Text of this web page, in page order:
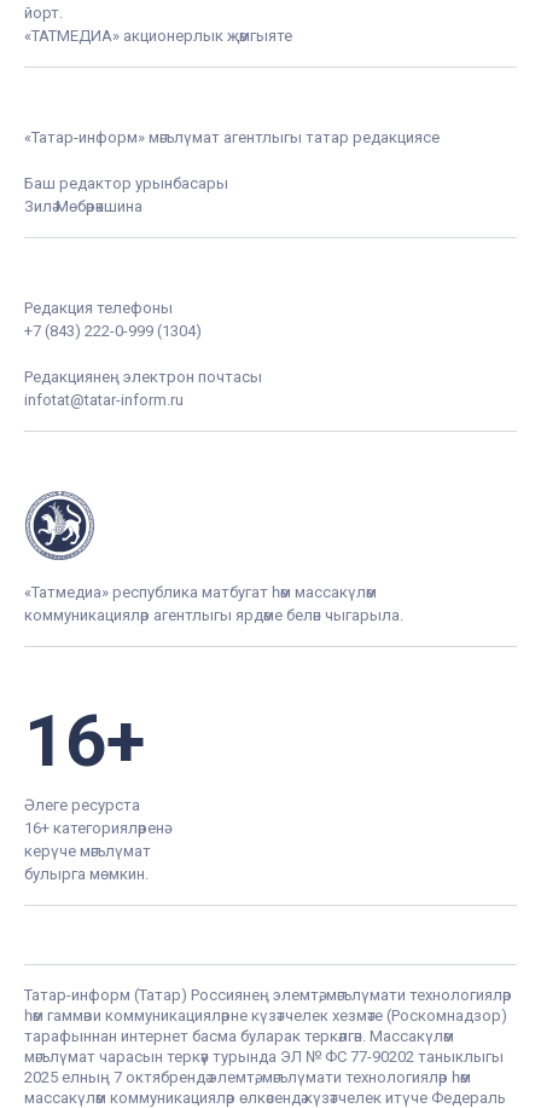
йорт.
«ТАТМЕДИА» акционерлык җәмгыяте
«Татар-информ» мәгълүмат агентлыгы татар редакциясе
Баш редактор урынбасары
Зилә Мөбәрәкшина
Редакция телефоны
+7 (843) 222-0-999 (1304)
Редакциянең электрон почтасы
infotat@tatar-inform.ru
«Татмедиа» республика матбугат һәм массакүләм
коммуникацияләр агентлыгы ярдәме белән чыгарыла.
16+
Әлеге ресурста
16+ категорияләренә
керүче мәгълүмат
булырга мөмкин.
Татар-информ (Татар) Россиянең элемтә, мәгълүмати технологияләр
һәм гаммәви коммуникацияләрне күзәтчелек хезмәте (Роскомнадзор)
тарафыннан интернет басма буларак теркәлгән. Массакүләм
мәгълүмат чарасын теркәү турында ЭЛ № ФС 77-90202 таныклыгы
2025 елның 7 октябрендә элемтә, мәгълүмати технологияләр һәм
массакүләм коммуникацияләр өлкәсендә күзәтчелек итүче Федераль